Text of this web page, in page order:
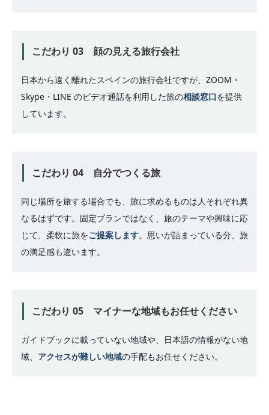
こだわり 03 顔の見える旅行会社
日本から遠く離れたスペインの旅行会社ですが、ZOOM・
Skype・LINE のビデオ通話を利用した旅の相談窓口を提供
しています。
こだわり 04 自分でつくる旅
同じ場所を旅する場合でも、旅に求めるものは人それぞれ異
なるはずです。固定プランではなく、旅のテーマや興味に応
じて、柔軟に旅をご提案します。思いが詰まっている分、旅
の満足感も違います。
こだわり 05 マイナーな地域もお任せください
ガイドブックに載っていない地域や、日本語の情報がない地
域、 アクセスが難しい地域の手配もお任せください。